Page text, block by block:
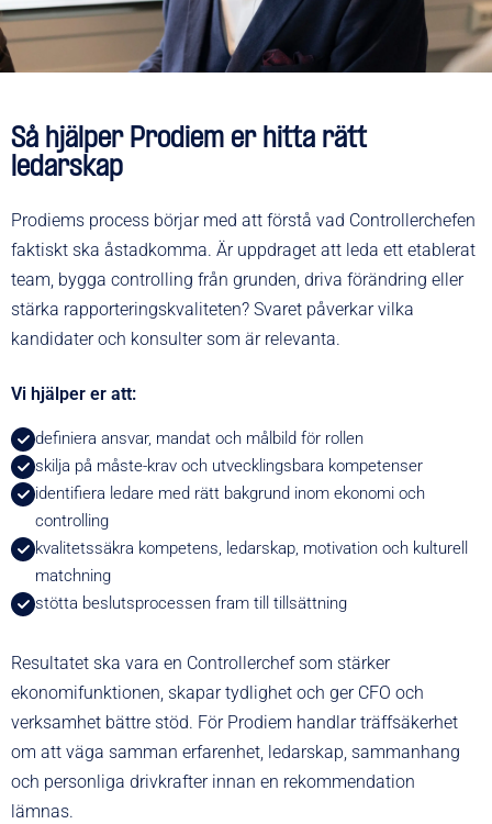
Så hjälper Prodiem er hitta rätt
ledarskap
Prodiems process börjar med att förstå vad Controllerchefen
faktiskt ska åstadkomma. Är uppdraget att leda ett etablerat
team, bygga controlling från grunden, driva förändring eller
stärka rapporteringskvaliteten? Svaret påverkar vilka
kandidater och konsulter som är relevanta.
Vi hjälper er att:
definiera ansvar, mandat och målbild för rollen
skilja på måste-krav och utvecklingsbara kompetenser
identifiera ledare med rätt bakgrund inom ekonomi och
controlling
kvalitetssäkra kompetens, ledarskap, motivation och kulturell
matchning
stötta beslutsprocessen fram till tillsättning
Resultatet ska vara en Controllerchef som stärker
ekonomifunktionen, skapar tydlighet och ger CFO och
verksamhet bättre stöd. För Prodiem handlar träffsäkerhet
om att väga samman erfarenhet, ledarskap, sammanhang
och personliga drivkrafter innan en rekommendation
lämnas.